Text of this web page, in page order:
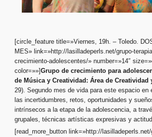
[circle_feature title=»Viernes, 19h. – Toledo.
MES» link=»http://lasilladeperls.net/grupo-
crecimiento-adolescentes/» number=»14″
color=»»]Grupo de crecimiento para
de Música y Creatividad: Área de Creatividad
29). Segundo mes de vida para este espacio en
las incertidumbres, retos, oportunidades y
intrínsecos a la etapa de la adolescencia, a
grupales, técnicas artísticas expresivas y
[read_more_button link=»http://